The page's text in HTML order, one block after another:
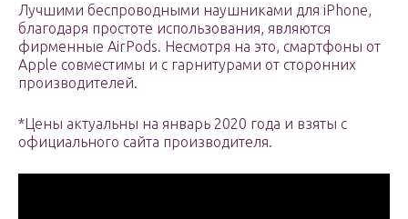
Лучшими беспроводными наушниками для iPhone,
благодаря простоте использования, являются
фирменные AirPods. Несмотря на это, смартфоны от
Apple совместимы и с гарнитурами от сторонних
производителей.
*Цены актуальны на январь 2020 года и взяты с
официального сайта производителя.